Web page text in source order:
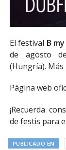
El festival B
de agosto
(Hungría).
Página web
¡Recuerda
de festis para
PUBLICADO EN